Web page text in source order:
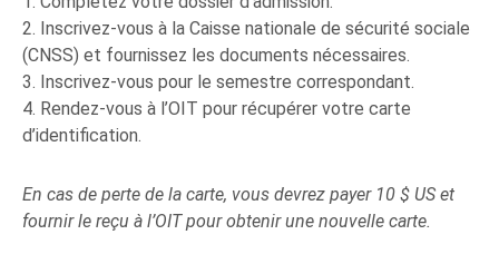
2. Inscrivez-vous à la Caisse nationale de sécurité sociale
(CNSS) et fournissez les documents nécessaires.
3. Inscrivez-vous pour le semestre correspondant.
4. Rendez-vous à l’OIT pour récupérer votre carte
d’identification.
En cas de perte de la carte, vous devrez payer 10 $ US et
fournir le reçu à l’OIT pour obtenir une nouvelle carte.